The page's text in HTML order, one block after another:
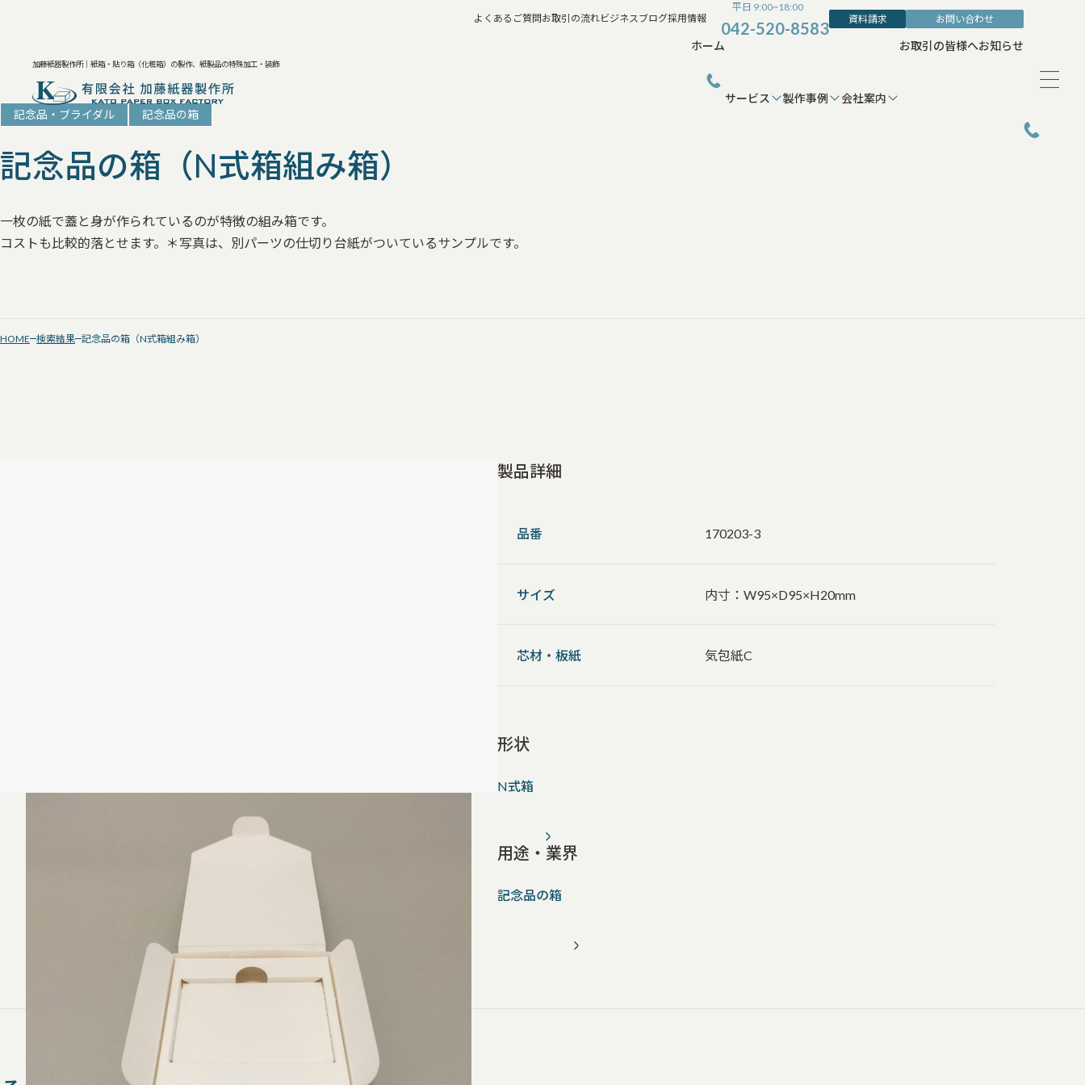
加藤紙器製作所｜紙箱・貼り箱（化粧箱）の製作、紙製品の特殊加工・装飾
よくあるご質問 お取引の流れビジネスブログ採用情報
平日 9:00~18:00
042-520-8583 資料請求 お問い合わせ
ホーム
サービス 製作事例 会社案内
お取引の皆様へお知らせ
記念品・ブライダル 記念品の箱
記念品の箱（N式箱組み箱）
一枚の紙で蓋と身が作られているのが特徴の組み箱です。
コストも比較的落とせます。＊写真は、別パーツの仕切り台紙がついているサンプルです。
HOME 検索結果 記念品の箱（N式箱組み箱）
製品詳細
品番 170203-3
サイズ 内寸：W95×D95×H20mm
芯材・板紙 気包紙C
形状
N式箱
用途・業界
記念品の箱